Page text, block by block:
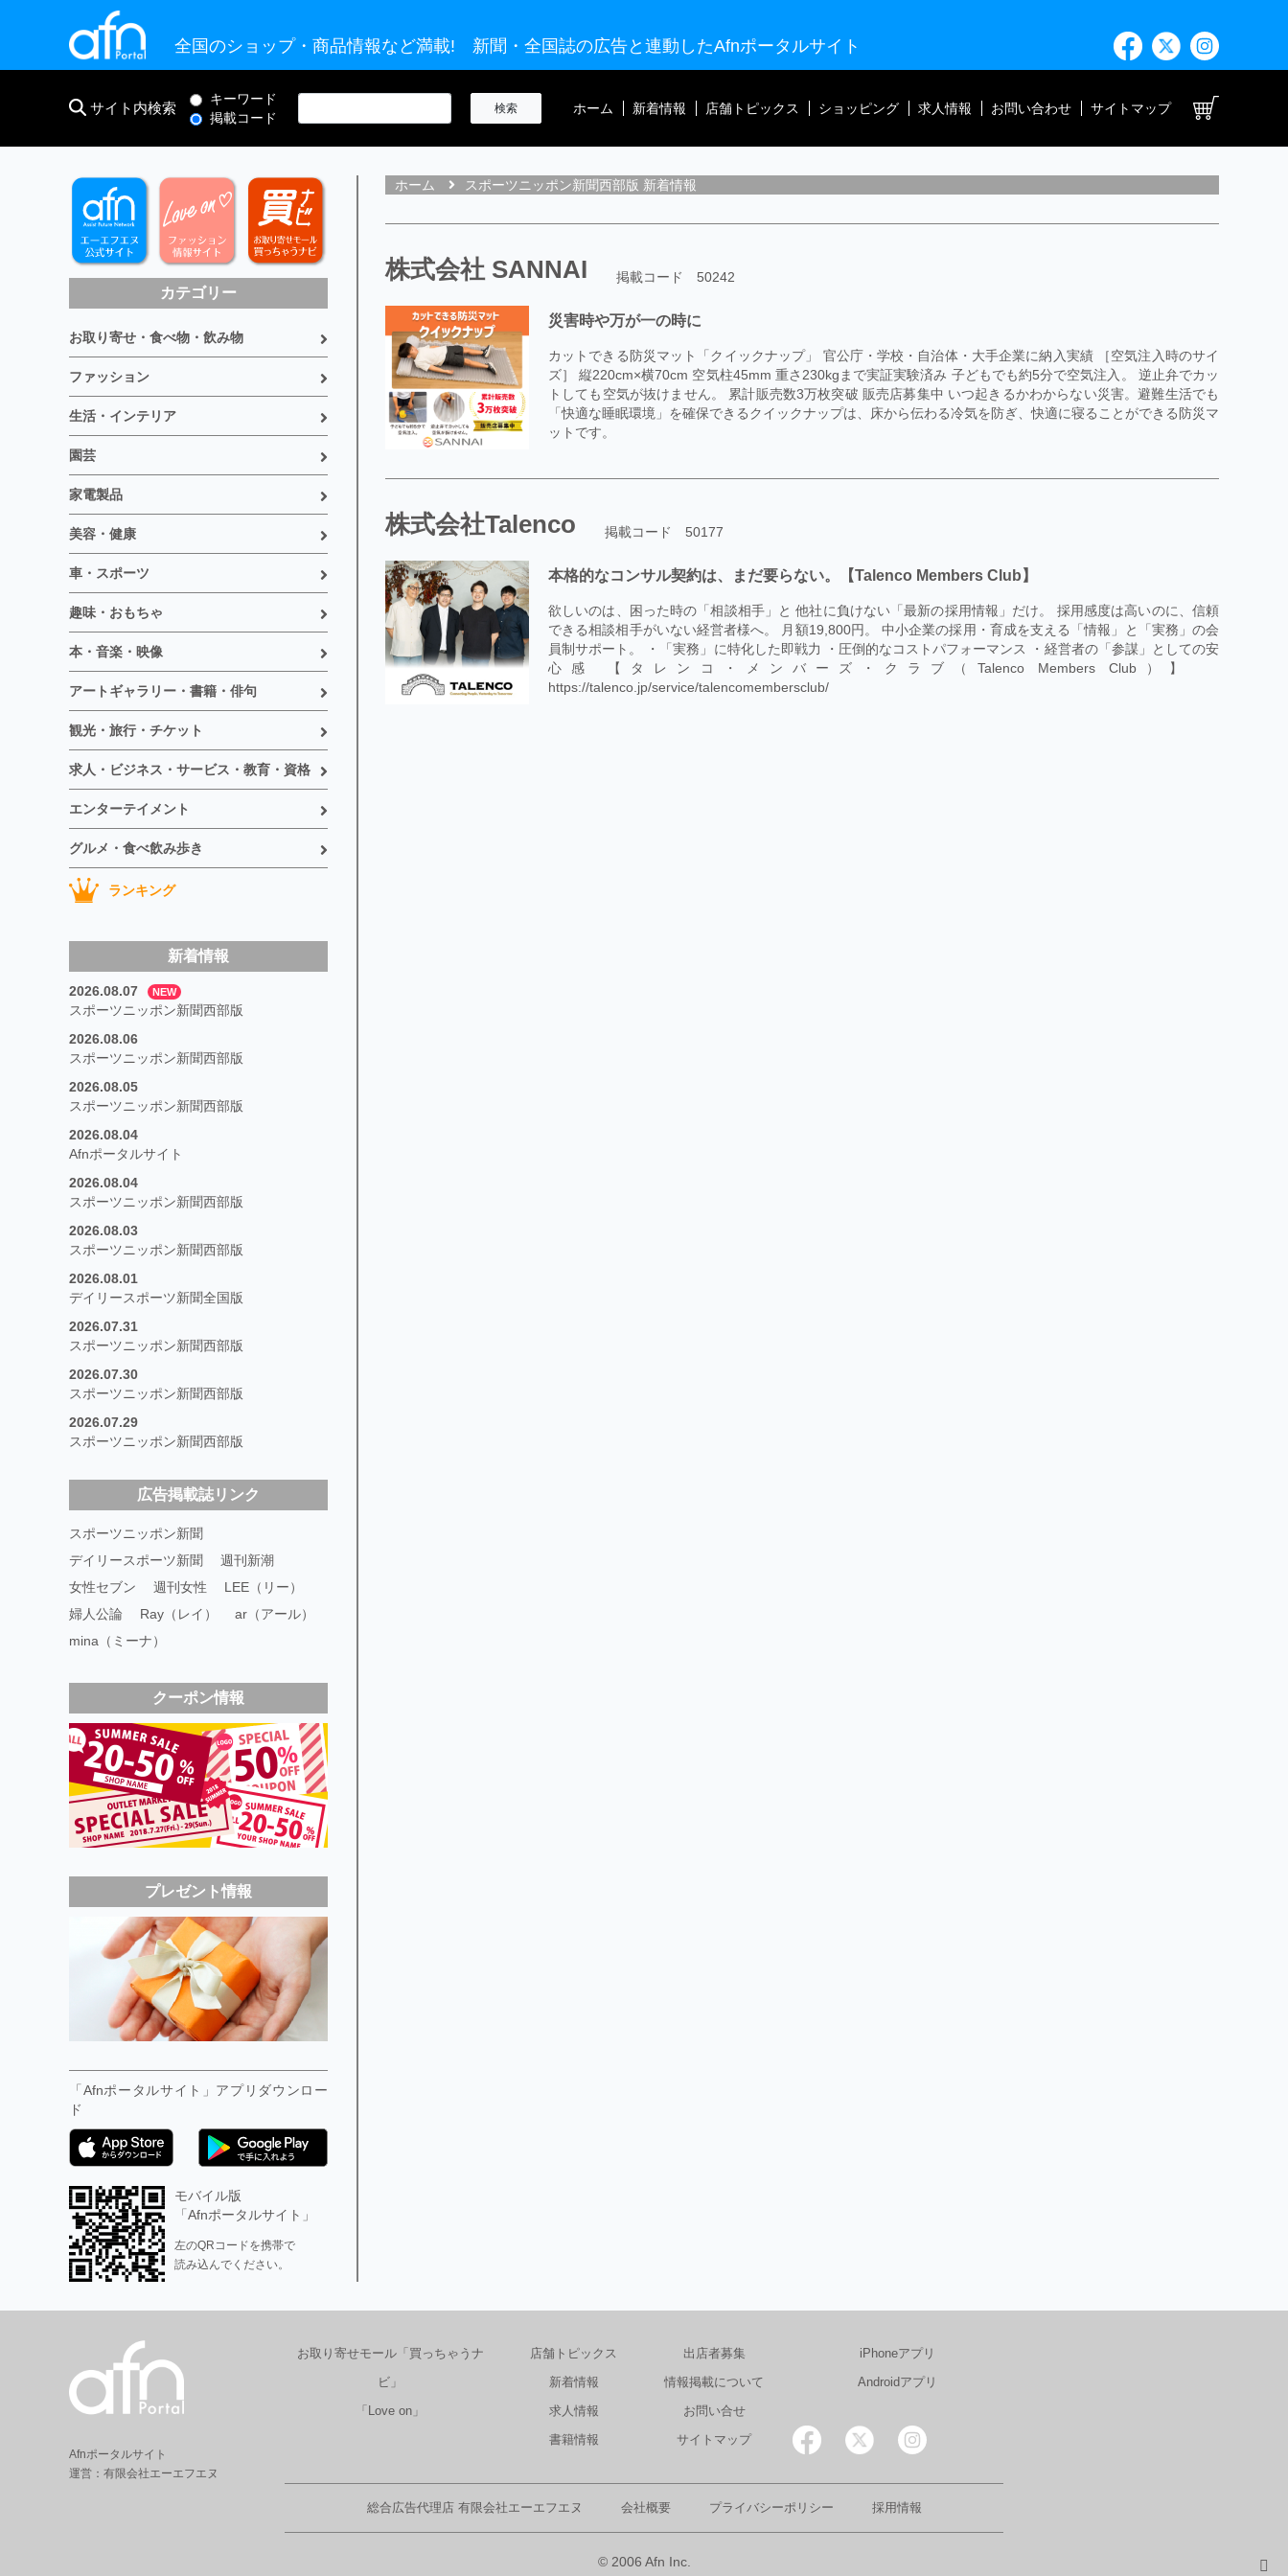
全国のショップ・商品情報など満載! 新聞・全国誌の広告と連動したAfnポータルサイト
サイト内検索
キーワード
掲載コード
ホーム 新着情報 店舗トピックス ショッピング 求人情報 お問い合わせ サイトマップ
カテゴリー
お取り寄せ・食べ物・飲み物
ファッション
生活・インテリア
園芸
家電製品
美容・健康
車・スポーツ
趣味・おもちゃ
本・音楽・映像
アートギャラリー・書籍・俳句
観光・旅行・チケット
求人・ビジネス・サービス・教育・資格
エンターテイメント
グルメ・食べ飲み歩き
ランキング
新着情報
2026.08.07 NEW
スポーツニッポン新聞西部版
2026.08.06
スポーツニッポン新聞西部版
2026.08.05
スポーツニッポン新聞西部版
2026.08.04
Afnポータルサイト
2026.08.04
スポーツニッポン新聞西部版
2026.08.03
スポーツニッポン新聞西部版
2026.08.01
デイリースポーツ新聞全国版
2026.07.31
スポーツニッポン新聞西部版
2026.07.30
スポーツニッポン新聞西部版
2026.07.29
スポーツニッポン新聞西部版
広告掲載誌リンク
スポーツニッポン新聞
デイリースポーツ新聞
週刊新潮
女性セブン
週刊女性
LEE（リー）
婦人公論
Ray（レイ）
ar（アール）
mina（ミーナ）
クーポン情報
プレゼント情報
「Afnポータルサイト」アプリダウンロー
ド
モバイル版
「Afnポータルサイト」
左のQRコードを携帯で
読み込んでください。
ホーム スポーツニッポン新聞西部版 新着情報
株式会社 SANNAI 掲載コード 50242
災害時や万が一の時に
カットできる防災マット「クイックナップ」 官公庁・学校・自治体・大手企業に納入実績 ［空気注入時のサイ
ズ］ 縦220cm×横70cm 空気柱45mm 重さ230kgまで実証実験済み 子どもでも約5分で空気注入。 逆止弁でカッ
トしても空気が抜けません。 累計販売数3万枚突破 販売店募集中 いつ起きるかわからない災害。避難生活でも
「快適な睡眠環境」を確保できるクイックナップは、床から伝わる冷気を防ぎ、快適に寝ることができる防災マ
ットです。
株式会社Talenco 掲載コード 50177
本格的なコンサル契約は、まだ要らない。【Talenco Members Club】
欲しいのは、困った時の「相談相手」と 他社に負けない「最新の採用情報」だけ。 採用感度は高いのに、信頼
できる相談相手がいない経営者様へ。 月額19,800円。 中小企業の採用・育成を支える「情報」と「実務」の会
員制サポート。 ・「実務」に特化した即戦力 ・圧倒的なコストパフォーマンス ・経営者の「参謀」としての安
心感 【タレンコ・メンバーズ・クラブ（Talenco Members Club）】
https://talenco.jp/service/talencomembersclub/
Afnポータルサイト
運営：有限会社エーエフエヌ
お取り寄せモール「買っちゃうナ
ビ」
「Love on」
店舗トピックス
新着情報
求人情報
書籍情報
出店者募集
情報掲載について
お問い合せ
サイトマップ
iPhoneアプリ
Androidアプリ
総合広告代理店 有限会社エーエフエヌ 会社概要 プライバシーポリシー 採用情報
© 2006 Afn Inc.